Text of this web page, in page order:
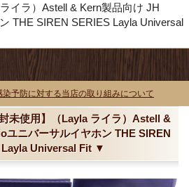
イラ）Astell & Kern製品向け JH
THE SIREN SERIES Layla Universal
染予防に対する当店の取り組みについて
未使用】（Layla ライラ）Astell &
ユニバーサルイヤホン THE SIREN
Layla Universal Fit ▼